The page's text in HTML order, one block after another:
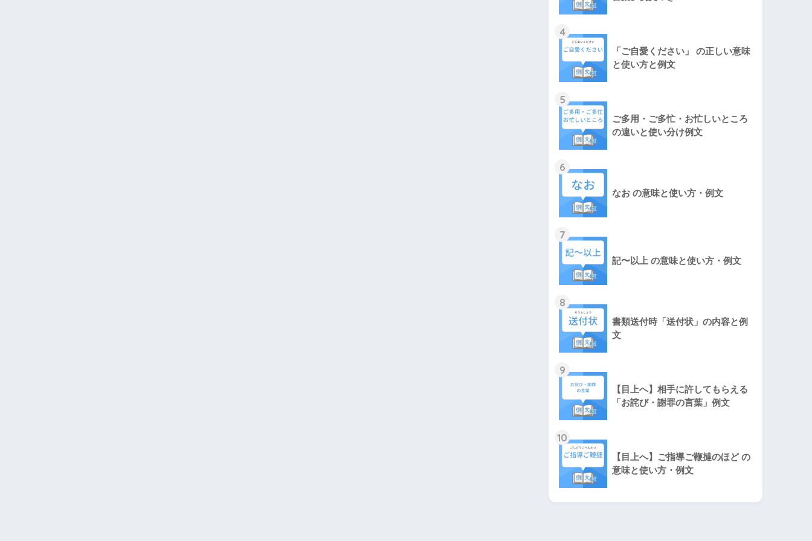
4
「ご自愛ください」 の正しい意味
と使い方と例文
5
ご多用・ご多忙・お忙しいところ
の違いと使い分け例文
6
なお の意味と使い方・例文
7
記〜以上 の意味と使い方・例文
8
書類送付時「送付状」の内容と例
文
9
【目上へ】相手に許してもらえる
「お詫び・謝罪の言葉」例文
10
【目上へ】ご指導ご鞭撻のほど の
意味と使い方・例文